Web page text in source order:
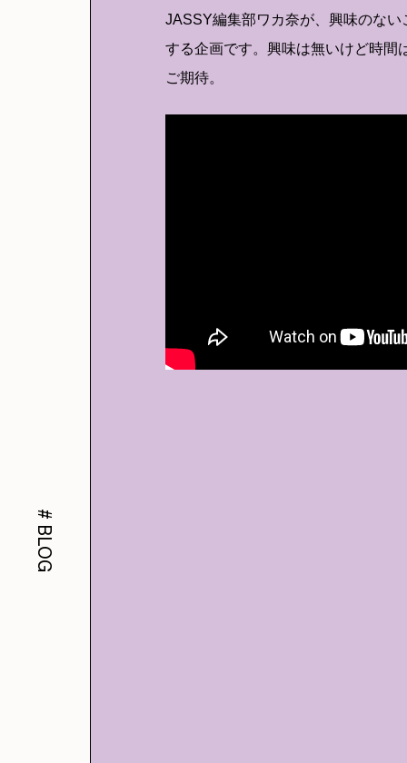
#
BLOG
JASSY編集部ワカ奈が、興味のな
する企画です。興味は無いけど時間
ご期待。